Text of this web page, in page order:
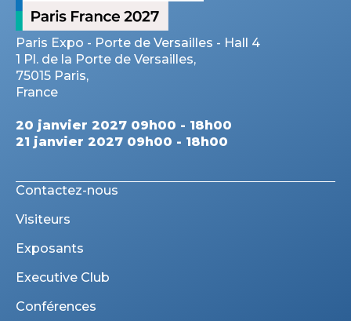
Paris Expo - Porte de Versailles - Hall 4
1 Pl. de la Porte de Versailles,
75015 Paris,
France
20 janvier 2027 09h00 - 18h00
21 janvier 2027 09h00 - 18h00
Contactez-nous
Visiteurs
Exposants
Executive Club
Conférences